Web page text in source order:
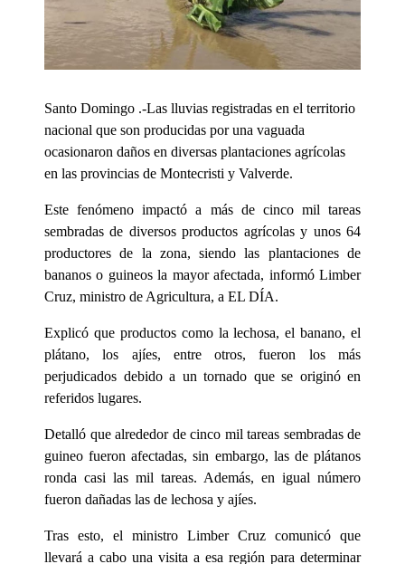
Santo Domingo .-Las lluvias registradas en el territorio
nacional que son producidas por una vaguada
ocasionaron daños en diversas plantaciones agrícolas
en las provincias de Montecristi y Valverde.
Este fenómeno impactó a más de cinco mil tareas
sembradas de diversos productos agrícolas y unos 64
productores de la zona, siendo las plantaciones de
bananos o guineos la mayor afectada, informó Limber
Cruz, ministro de Agricultura, a EL DÍA.
Explicó que productos como la lechosa, el banano, el
plátano, los ajíes, entre otros, fueron los más
perjudicados debido a un tornado que se originó en
referidos lugares.
Detalló que alrededor de cinco mil tareas sembradas de
guineo fueron afectadas, sin embargo, las de plátanos
ronda casi las mil tareas. Además, en igual número
fueron dañadas las de lechosa y ajíes.
Tras esto, el ministro Limber Cruz comunicó que
llevará a cabo una visita a esa región para determinar